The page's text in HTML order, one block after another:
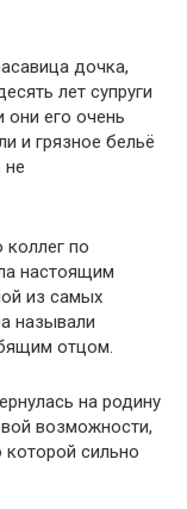
дочка,
лет супруги
его очень
и грязное бельё
не
коллег по
настоящим
из самых
называли
отцом.
на родину
возможности,
сильно